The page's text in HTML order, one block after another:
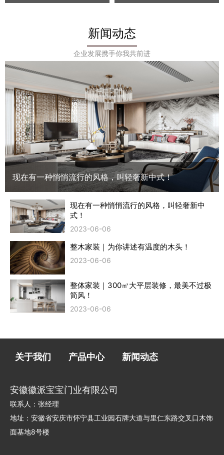
新闻动态
企业发展携手你我共前进
现在有一种悄悄流行的风格，叫轻奢新中式！
现在有一种悄悄流行的风格，叫轻奢新中
式！
2023-06-06
整木家装｜为你讲述有温度的木头！
2023-06-06
整体家装｜300㎥大平层装修，最美不过极
简风！
2023-06-06
关于我们 产品中心 新闻动态
安徽徽派宝宝门业有限公司
联系人：张经理
地址：安徽省安庆市怀宁县工业园石牌大道与里仁东路交叉口木饰
面基地8号楼